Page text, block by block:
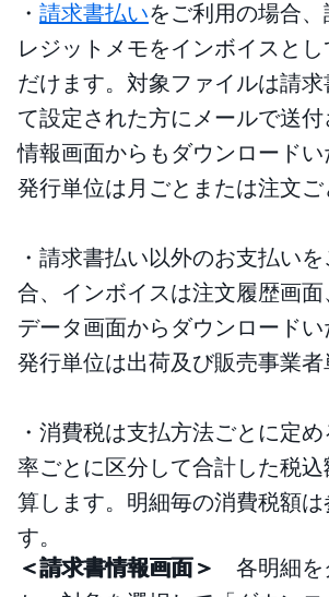
・ 請求書払いをご利用の場合
レジットメモをインボイスと
だけます。対象ファイルは請求
て設定された方にメールで送
情報画面からもダウンロードい
発行単位は月ごとまたは注文ご
・請求書払い以外のお支払い
合、インボイスは注文履歴画
データ画面からダウンロードい
発行単位は出荷及び販売事業者
・消費税は支払方法ごとに定
率ごとに区分して合計した税
算します。明細毎の消費税額
す。
＜請求書情報画面＞ 各明細を